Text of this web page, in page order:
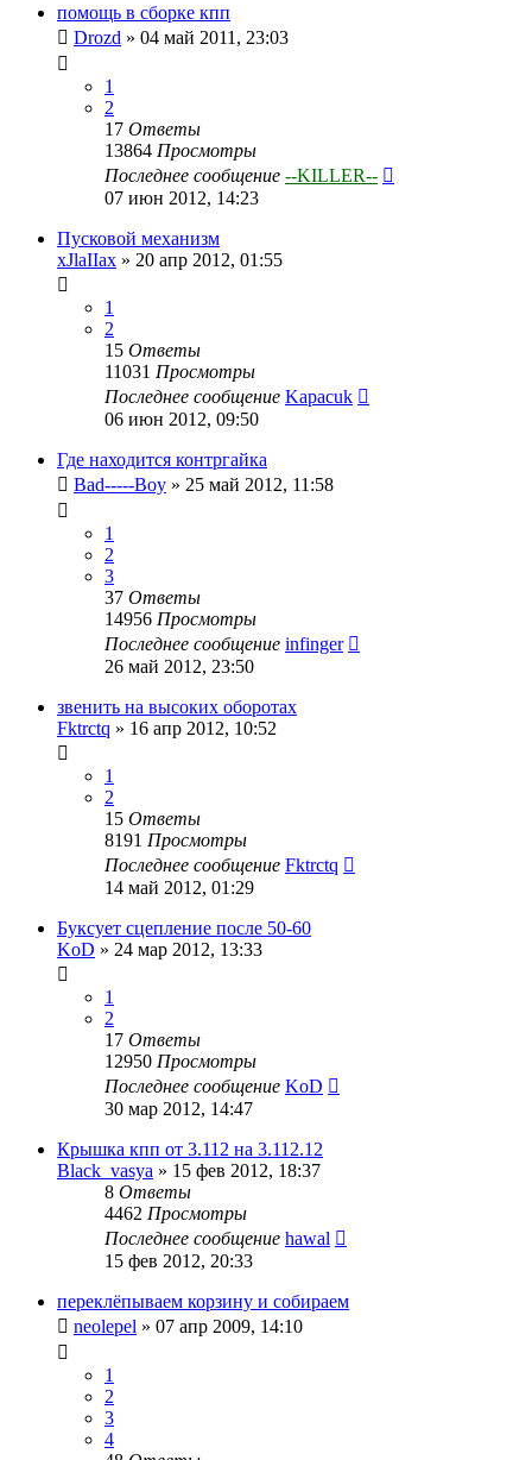
помощь в сборке кпп
Drozd » 04 май 2011, 23:03
1
2
17 Ответы
13864 Просмотры
Последнее сообщение --KILLER--
07 июн 2012, 14:23
Пусковой механизм
xJlaIIax » 20 апр 2012, 01:55
1
2
15 Ответы
11031 Просмотры
Последнее сообщение Kapacuk
06 июн 2012, 09:50
Где находится контргайка
Bad-----Boy » 25 май 2012, 11:58
1
2
3
37 Ответы
14956 Просмотры
Последнее сообщение infinger
26 май 2012, 23:50
звенить на высоких оборотах
Fktrctq » 16 апр 2012, 10:52
1
2
15 Ответы
8191 Просмотры
Последнее сообщение Fktrctq
14 май 2012, 01:29
Буксует сцепление после 50-60
KoD » 24 мар 2012, 13:33
1
2
17 Ответы
12950 Просмотры
Последнее сообщение KoD
30 мар 2012, 14:47
Крышка кпп от 3.112 на 3.112.12
Black_vasya » 15 фев 2012, 18:37
8 Ответы
4462 Просмотры
Последнее сообщение hawal
15 фев 2012, 20:33
переклёпываем корзину и собираем
neolepel » 07 апр 2009, 14:10
1
2
3
4